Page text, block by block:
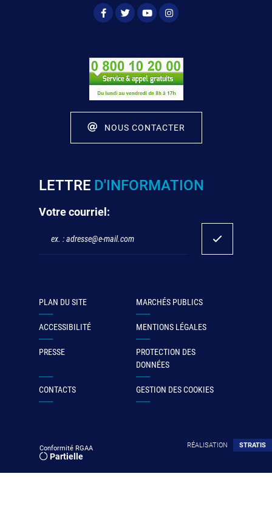
NOUS CONTACTER
LETTRE D'INFORMATION
Votre courriel:
PLAN DU SITE MARCHÉS PUBLICS
ACCESSIBILITÉ MENTIONS LÉGALES
PRESSE
PROTECTION DES
DONNÉES
CONTACTS GESTION DES COOKIES
Conformité RGAA
Partielle
RÉALISATION STRATIS